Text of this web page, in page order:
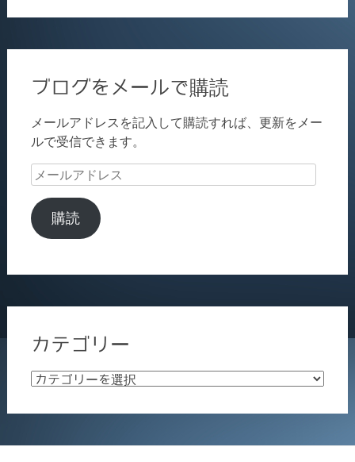
ブログをメールで購読
メールアドレスを記入して購読すれば、更新をメー
ルで受信できます。
メ
ル
ア
購読
カテゴリー
カ
ゴ